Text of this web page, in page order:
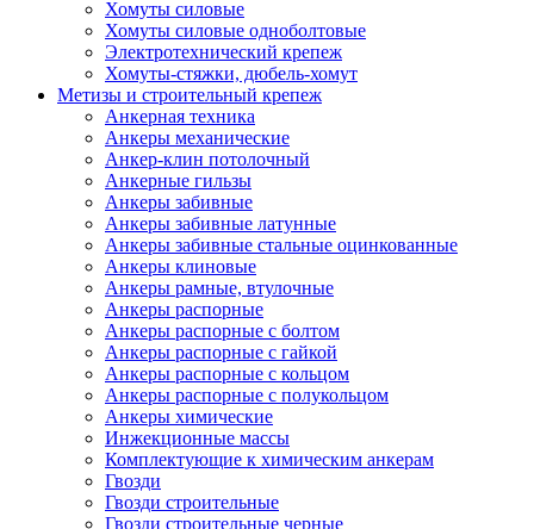
Хомуты силовые
Хомуты силовые одноболтовые
Электротехнический крепеж
Хомуты-стяжки, дюбель-хомут
Метизы и строительный крепеж
Анкерная техника
Анкеры механические
Анкер-клин потолочный
Анкерные гильзы
Анкеры забивные
Анкеры забивные латунные
Анкеры забивные стальные оцинкованные
Анкеры клиновые
Анкеры рамные, втулочные
Анкеры распорные
Анкеры распорные с болтом
Анкеры распорные с гайкой
Анкеры распорные с кольцом
Анкеры распорные с полукольцом
Анкеры химические
Инжекционные массы
Комплектующие к химическим анкерам
Гвозди
Гвозди строительные
Гвозди строительные черные